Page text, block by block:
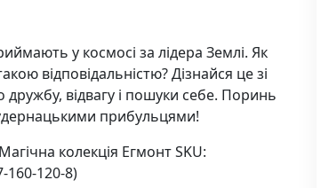
книги
та пізнавальні книги
про Україну
для дітей
/ Зимові
молоді
у космосі за лідера Землі. Як
відповідальністю? Дізнайся це зі
дружбу, відвагу і пошуки себе. Поринь
прибульцями!
колекція Егмонт SKU:
160-120-8)